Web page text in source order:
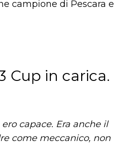
campione di Pescara e
Cup in carica.
capace. Era anche il
come meccanico, non